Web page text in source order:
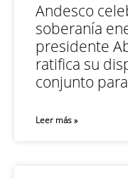
Andesco
soberanía
presidente
ratifica su
conjunto
Leer más »